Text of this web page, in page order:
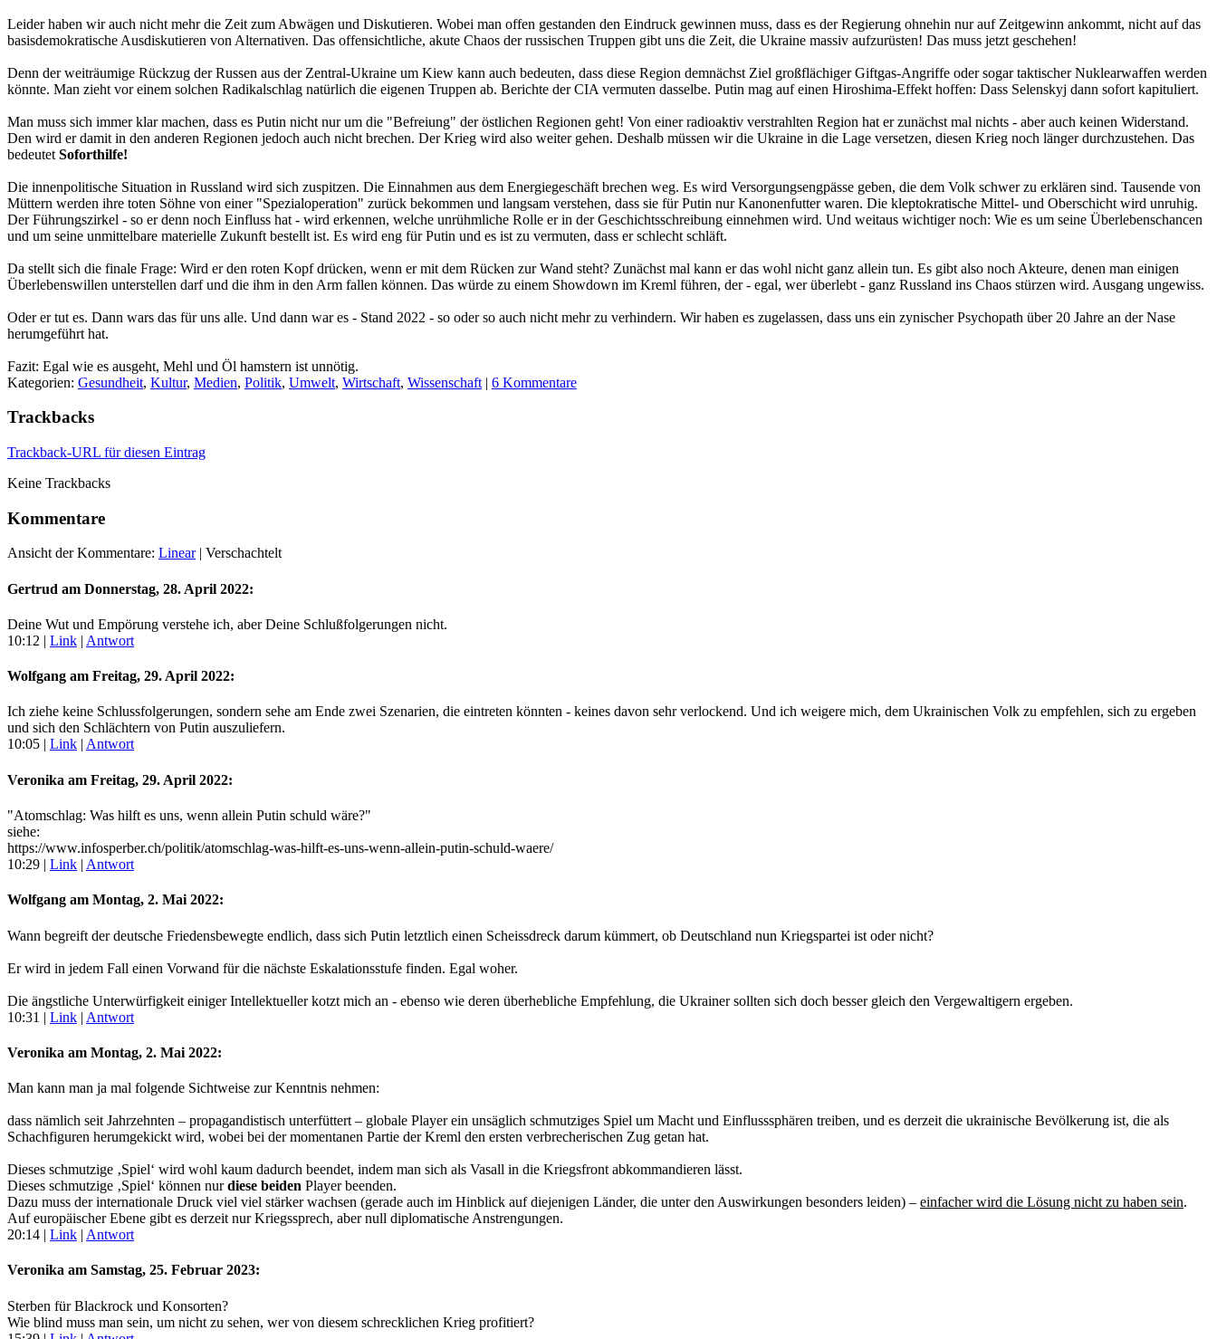
Leider haben wir auch nicht mehr die Zeit zum Abwägen und Diskutieren. Wobei man offen gestanden den Eindruck gewinnen muss, dass es der Regierung ohnehin nur auf Zeitgewinn ankommt, nicht auf das
basisdemokratische Ausdiskutieren von Alternativen. Das offensichtliche, akute Chaos der russischen Truppen gibt uns die Zeit, die Ukraine massiv aufzurüsten! Das muss jetzt geschehen!
Denn der weiträumige Rückzug der Russen aus der Zentral-Ukraine um Kiew kann auch bedeuten, dass diese Region demnächst Ziel großflächiger Giftgas-Angriffe oder sogar taktischer Nuklearwaffen werden
könnte. Man zieht vor einem solchen Radikalschlag natürlich die eigenen Truppen ab. Berichte der CIA vermuten dasselbe. Putin mag auf einen Hiroshima-Effekt hoffen: Dass Selenskyj dann sofort kapituliert.
Man muss sich immer klar machen, dass es Putin nicht nur um die "Befreiung" der östlichen Regionen geht! Von einer radioaktiv verstrahlten Region hat er zunächst mal nichts - aber auch keinen Widerstand.
Den wird er damit in den anderen Regionen jedoch auch nicht brechen. Der Krieg wird also weiter gehen. Deshalb müssen wir die Ukraine in die Lage versetzen, diesen Krieg noch länger durchzustehen. Das
bedeutet Soforthilfe!
Die innenpolitische Situation in Russland wird sich zuspitzen. Die Einnahmen aus dem Energiegeschäft brechen weg. Es wird Versorgungsengpässe geben, die dem Volk schwer zu erklären sind. Tausende von
Müttern werden ihre toten Söhne von einer "Spezialoperation" zurück bekommen und langsam verstehen, dass sie für Putin nur Kanonenfutter waren. Die kleptokratische Mittel- und Oberschicht wird unruhig.
Der Führungszirkel - so er denn noch Einfluss hat - wird erkennen, welche unrühmliche Rolle er in der Geschichtsschreibung einnehmen wird. Und weitaus wichtiger noch: Wie es um seine Überlebenschancen
und um seine unmittelbare materielle Zukunft bestellt ist. Es wird eng für Putin und es ist zu vermuten, dass er schlecht schläft.
Da stellt sich die finale Frage: Wird er den roten Kopf drücken, wenn er mit dem Rücken zur Wand steht? Zunächst mal kann er das wohl nicht ganz allein tun. Es gibt also noch Akteure, denen man einigen
Überlebenswillen unterstellen darf und die ihm in den Arm fallen können. Das würde zu einem Showdown im Kreml führen, der - egal, wer überlebt - ganz Russland ins Chaos stürzen wird. Ausgang ungewiss.
Oder er tut es. Dann wars das für uns alle. Und dann war es - Stand 2022 - so oder so auch nicht mehr zu verhindern. Wir haben es zugelassen, dass uns ein zynischer Psychopath über 20 Jahre an der Nase
herumgeführt hat.
Fazit: Egal wie es ausgeht, Mehl und Öl hamstern ist unnötig.
Kategorien: Gesundheit, Kultur, Medien, Politik, Umwelt, Wirtschaft, Wissenschaft | 6 Kommentare
Trackbacks
Trackback-URL für diesen Eintrag
Keine Trackbacks
Kommentare
Ansicht der Kommentare: Linear| Verschachtelt
Gertrud am Donnerstag, 28. April 2022:
Deine Wut und Empörung verstehe ich, aber Deine Schlußfolgerungen nicht.
10:12 | Link | Antwort
Wolfgang am Freitag, 29. April 2022:
Ich ziehe keine Schlussfolgerungen, sondern sehe am Ende zwei Szenarien, die eintreten könnten - keines davon sehr verlockend. Und ich weigere mich, dem Ukrainischen Volk zu empfehlen, sich zu ergeben
und sich den Schlächtern von Putin auszuliefern.
10:05 | Link | Antwort
Veronika am Freitag, 29. April 2022:
"Atomschlag: Was hilft es uns, wenn allein Putin schuld wäre?"
siehe:
https://www.infosperber.ch/politik/atomschlag-was-hilft-es-uns-wenn-allein-putin-schuld-waere/
10:29 | Link | Antwort
Wolfgang am Montag, 2. Mai 2022:
Wann begreift der deutsche Friedensbewegte endlich, dass sich Putin letztlich einen Scheissdreck darum kümmert, ob Deutschland nun Kriegspartei ist oder nicht?
Er wird in jedem Fall einen Vorwand für die nächste Eskalationsstufe finden. Egal woher.
Die ängstliche Unterwürfigkeit einiger Intellektueller kotzt mich an - ebenso wie deren überhebliche Empfehlung, die Ukrainer sollten sich doch besser gleich den Vergewaltigern ergeben.
10:31 | Link | Antwort
Veronika am Montag, 2. Mai 2022:
Man kann man ja mal folgende Sichtweise zur Kenntnis nehmen:
dass nämlich seit Jahrzehnten – propagandistisch unterfüttert – globale Player ein unsäglich schmutziges Spiel um Macht und Einflusssphären treiben, und es derzeit die ukrainische Bevölkerung ist, die als
Schachfiguren herumgekickt wird, wobei bei der momentanen Partie der Kreml den ersten verbrecherischen Zug getan hat.
Dieses schmutzige ‚Spiel‘ wird wohl kaum dadurch beendet, indem man sich als Vasall in die Kriegsfront abkommandieren lässt.
Dieses schmutzige ‚Spiel‘ können nurdiese beiden Player beenden.
Dazu muss der internationale Druck viel viel stärker wachsen (gerade auch im Hinblick auf diejenigen Länder, die unter den Auswirkungen besonders leiden) – einfacher wird die Lösung nicht zu haben sein.
Auf europäischer Ebene gibt es derzeit nur Kriegssprech, aber null diplomatische Anstrengungen.
20:14 | Link | Antwort
Veronika am Samstag, 25. Februar 2023:
Sterben für Blackrock und Konsorten?
Wie blind muss man sein, um nicht zu sehen, wer von diesem schrecklichen Krieg profitiert?